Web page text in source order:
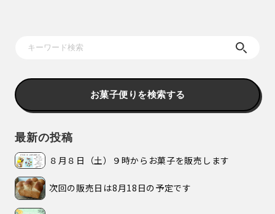
お菓子便りを検索する
最新の投稿
８月８日（土）９時からお菓子を販売します
次回の販売日は8月18日の予定です